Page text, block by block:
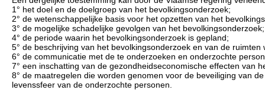
1° het doel en de doelgroep van het bevolkingsonderzoek;
2° de wetenschappelijke basis voor het opzetten van het
3° de mogelijke schadelijke gevolgen van het bevolkingsonderzoek;
4° de periode waarin het bevolkingsonderzoek is gepland;
5° de beschrijving van het bevolkingsonderzoek en van de
6° de communicatie met de te onderzoeken en onderzochte
7° een inschatting van de gezondheidseconomische effecten van
8° de maatregelen die worden genomen voor de beveiliging van
levenssfeer van de onderzochte personen.